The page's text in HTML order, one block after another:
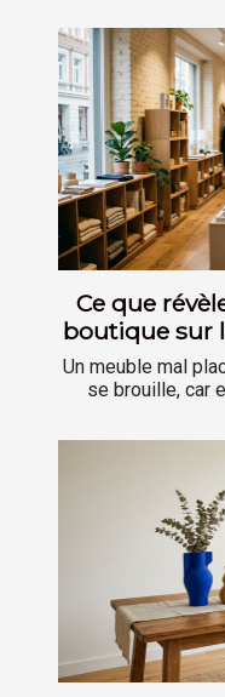
Ce que
boutique sur
Un meuble mal
se brouille, car